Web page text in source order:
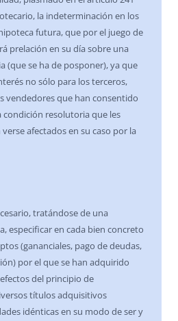
la indeterminación en los
futura, que por el juego de
prelación en su día sobre una
(que se ha de posponer), ya que
no sólo para los terceros,
vendedores que han consentido
condición resolutoria que les
afectados en su caso por la
tratándose de una
especificar en cada bien concreto
(gananciales, pago de deudas,
por el que se han adquirido
del principio de
títulos adquisitivos
idénticas en su modo de ser y